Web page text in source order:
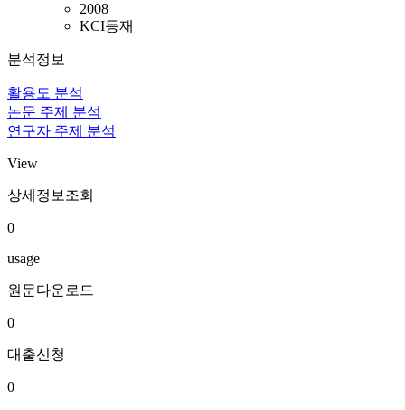
2008
KCI등재
분석정보
활용도 분석
논문 주제 분석
연구자 주제 분석
View
상세정보조회
0
usage
원문다운로드
0
대출신청
0